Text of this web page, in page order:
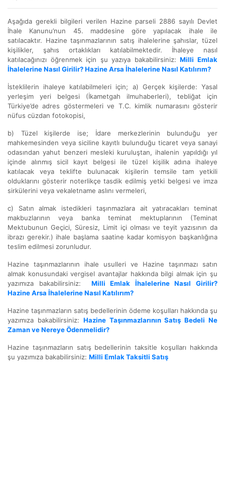
Aşağıda gerekli bilgileri verilen Hazine parseli 2886 sayılı Devlet
İhale Kanunu’nun 45. maddesine göre yapılacak ihale ile
satılacaktır. Hazine taşınmazlarının satış ihalelerine şahıslar, tüzel
kişilikler, şahıs ortaklıkları katılabilmektedir. İhaleye nasıl
katılacağınızı öğrenmek için şu yazıya bakabilirsiniz:Milli Emlak
İhalelerine Nasıl Girilir? Hazine Arsa İhalelerine Nasıl Katılırım?
İsteklilerin ihaleye katılabilmeleri için; a) Gerçek kişilerde: Yasal
yerleşim yeri belgesi (İkametgah ilmuhaberleri), tebliğat için
Türkiye’de adres göstermeleri ve T.C. kimlik numarasını gösterir
nüfus cüzdan fotokopisi,
b) Tüzel kişilerde ise; İdare merkezlerinin bulunduğu yer
mahkemesinden veya siciline kayıtlı bulunduğu ticaret veya sanayi
odasından yahut benzeri mesleki kuruluştan, ihalenin yapıldığı yıl
içinde alınmış sicil kayıt belgesi ile tüzel kişilik adına ihaleye
katılacak veya teklifte bulunacak kişilerin temsile tam yetkili
olduklarını gösterir noterlikçe tasdik edilmiş yetki belgesi ve imza
sirkülerini veya vekaletname aslını vermeleri,
c) Satın almak istedikleri taşınmazlara ait yatıracakları teminat
makbuzlarının veya banka teminat mektuplarının (Teminat
Mektubunun Geçici, Süresiz, Limit içi olması ve teyit yazısının da
ibrazı gerekir.) ihale başlama saatine kadar komisyon başkanlığına
teslim edilmesi zorunludur.
Hazine taşınmazlarının ihale usulleri ve Hazine taşınmazı satın
almak konusundaki vergisel avantajlar hakkında bilgi almak için şu
yazımıza bakabilirsiniz: Milli Emlak İhalelerine Nasıl Girilir?
Hazine Arsa İhalelerine Nasıl Katılırım?
Hazine taşınmazların satış bedellerinin ödeme koşulları hakkında şu
yazımıza bakabilirsiniz: Hazine Taşınmazlarının Satış Bedeli Ne
Zaman ve Nereye Ödenmelidir?
Hazine taşınmazların satış bedellerinin taksitle koşulları hakkında
şu yazımıza bakabilirsiniz: Milli Emlak Taksitli Satış